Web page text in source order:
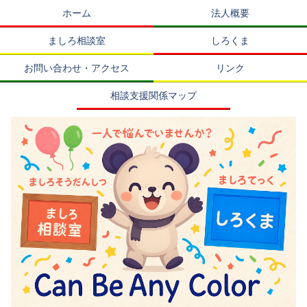
ホーム 法人概要
ましろ相談室 しろくま
お問い合わせ・アクセス リンク
相談支援関係マップ